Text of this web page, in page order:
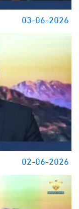
03-06-2026
02-06-2026